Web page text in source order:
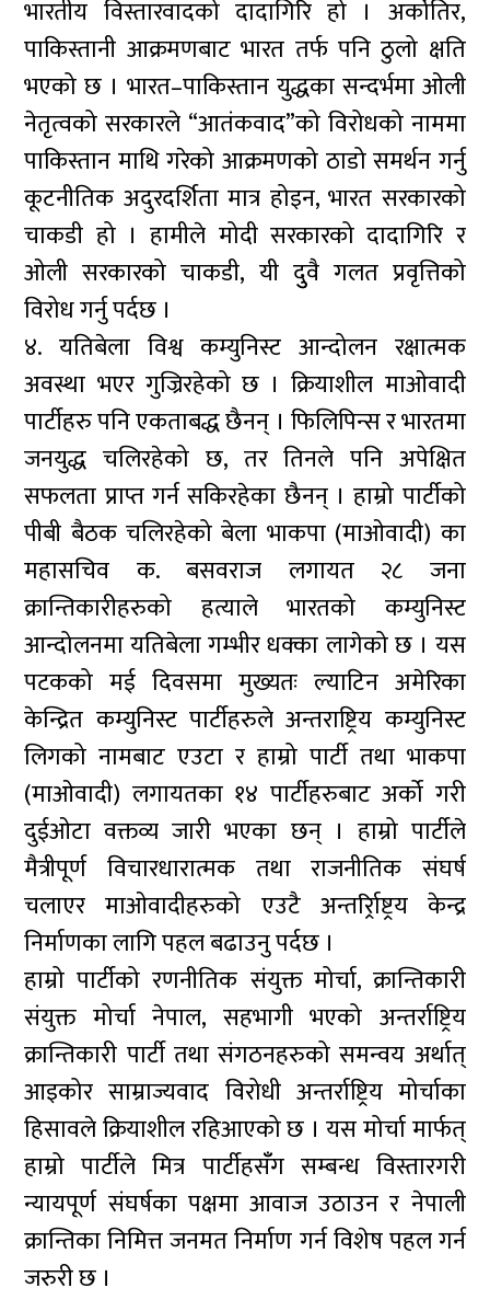
भारतीय विस्तारवादको दादागिरि हो । अर्कोतिर,
पाकिस्तानी आक्रमणबाट भारत तर्फ पनि ठुलो क्षति
भएको छ । भारत–पाकिस्तान युद्धका सन्दर्भमा ओली
नेतृत्वको सरकारले “आतंकवाद”को विरोधको नाममा
पाकिस्तान माथि गरेको आक्रमणको ठाडो समर्थन गर्नु
कूटनीतिक अदुरदर्शिता मात्र होइन, भारत सरकारको
चाकडी हो । हामीले मोदी सरकारको दादागिरि र
ओली सरकारको चाकडी, यी दुुवै गलत प्रवृत्तिको
विरोध गर्नु पर्दछ ।
४. यतिबेला विश्व कम्युनिस्ट आन्दोलन रक्षात्मक
अवस्था भएर गुज्रिरहेको छ । क्रियाशील माओवादी
पार्टीहरु पनि एकताबद्ध छैनन् । फिलिपिन्स र भारतमा
जनयुद्ध चलिरहेको छ, तर तिनले पनि अपेक्षित
सफलता प्राप्त गर्न सकिरहेका छैनन् । हाम्रो पार्टीको
पीबी बैठक चलिरहेको बेला भाकपा (माओवादी) का
महासचिव क. बसवराज लगायत २८ जना
क्रान्तिकारीहरुको हत्याले भारतको कम्युनिस्ट
आन्दोलनमा यतिबेला गम्भीर धक्का लागेको छ । यस
पटकको मई दिवसमा मुख्यतः ल्याटिन अमेरिका
केन्द्रित कम्युनिस्ट पार्टीहरुले अन्तराष्ट्रिय कम्युनिस्ट
लिगको नामबाट एउटा र हाम्रो पार्टी तथा भाकपा
(माओवादी) लगायतका १४ पार्टीहरुबाट अर्को गरी
दुईओटा वक्तव्य जारी भएका छन् । हाम्रो पार्टीले
मैत्रीपूर्ण विचारधारात्मक तथा राजनीतिक संघर्ष
चलाएर माओवादीहरुको एउटै अन्तर्र्रािष्ट्रय केन्द्र
निर्माणका लागि पहल बढाउनु पर्दछ ।
हाम्रो पार्टीको रणनीतिक संयुक्त मोर्चा, क्रान्तिकारी
संयुक्त मोर्चा नेपाल, सहभागी भएको अन्तर्राष्ट्रिय
क्रान्तिकारी पार्टी तथा संगठनहरुको समन्वय अर्थात्
आइकोर साम्राज्यवाद विरोधी अन्तर्राष्ट्रिय मोर्चाका
हिसावले क्रियाशील रहिआएको छ । यस मोर्चा मार्फत्
हाम्रो पार्टीले मित्र पार्टीहसँँग सम्बन्ध विस्तारगरी
न्यायपूर्ण संघर्षका पक्षमा आवाज उठाउन र नेपाली
क्रान्तिका निमित्त जनमत निर्माण गर्न विशेष पहल गर्न
जरुरी छ ।